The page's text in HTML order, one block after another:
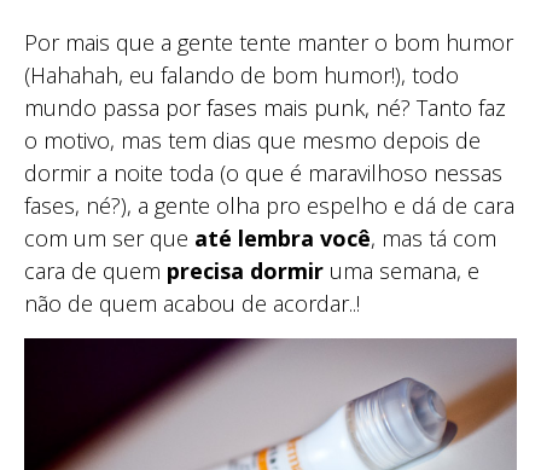
Por mais que a gente tente manter o bom humor
(Hahahah, eu falando de bom humor!), todo
mundo passa por fases mais punk, né? Tanto faz
o motivo, mas tem dias que mesmo depois de
dormir a noite toda (o que é maravilhoso nessas
fases, né?), a gente olha pro espelho e dá de cara
com um ser que até lembra você, mas tá com
cara de quem precisa dormir uma semana, e
não de quem acabou de acordar..!